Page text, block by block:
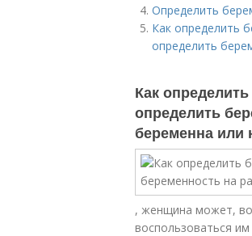
Определить
Как определить
определить
Как
определить
беременна или
, женщина может,
воспользоваться